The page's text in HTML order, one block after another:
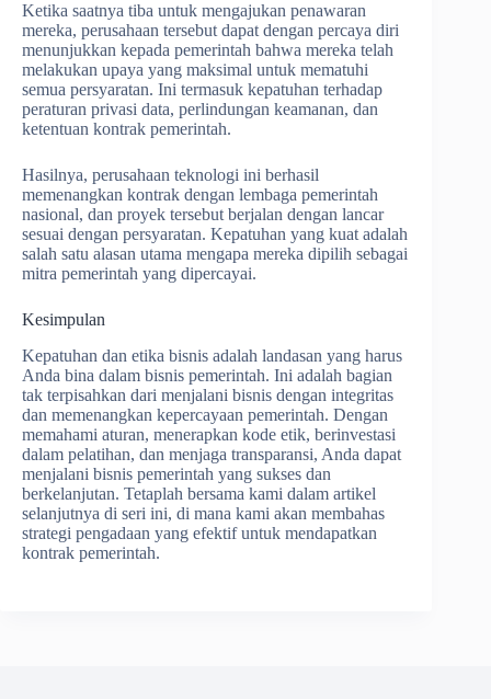
Ketika saatnya tiba untuk mengajukan penawaran
mereka, perusahaan tersebut dapat dengan percaya diri
menunjukkan kepada pemerintah bahwa mereka telah
melakukan upaya yang maksimal untuk mematuhi
semua persyaratan. Ini termasuk kepatuhan terhadap
peraturan privasi data, perlindungan keamanan, dan
ketentuan kontrak pemerintah.
Hasilnya, perusahaan teknologi ini berhasil
memenangkan kontrak dengan lembaga pemerintah
nasional, dan proyek tersebut berjalan dengan lancar
sesuai dengan persyaratan. Kepatuhan yang kuat adalah
salah satu alasan utama mengapa mereka dipilih sebagai
mitra pemerintah yang dipercayai.
Kesimpulan
Kepatuhan dan etika bisnis adalah landasan yang harus
Anda bina dalam bisnis pemerintah. Ini adalah bagian
tak terpisahkan dari menjalani bisnis dengan integritas
dan memenangkan kepercayaan pemerintah. Dengan
memahami aturan, menerapkan kode etik, berinvestasi
dalam pelatihan, dan menjaga transparansi, Anda dapat
menjalani bisnis pemerintah yang sukses dan
berkelanjutan. Tetaplah bersama kami dalam artikel
selanjutnya di seri ini, di mana kami akan membahas
strategi pengadaan yang efektif untuk mendapatkan
kontrak pemerintah.